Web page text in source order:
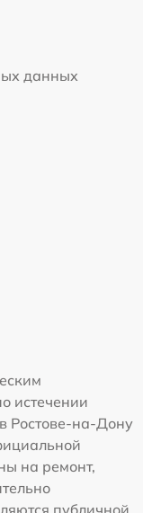
данных
истечении
Ростове-на-Дону
на ремонт,
публичной